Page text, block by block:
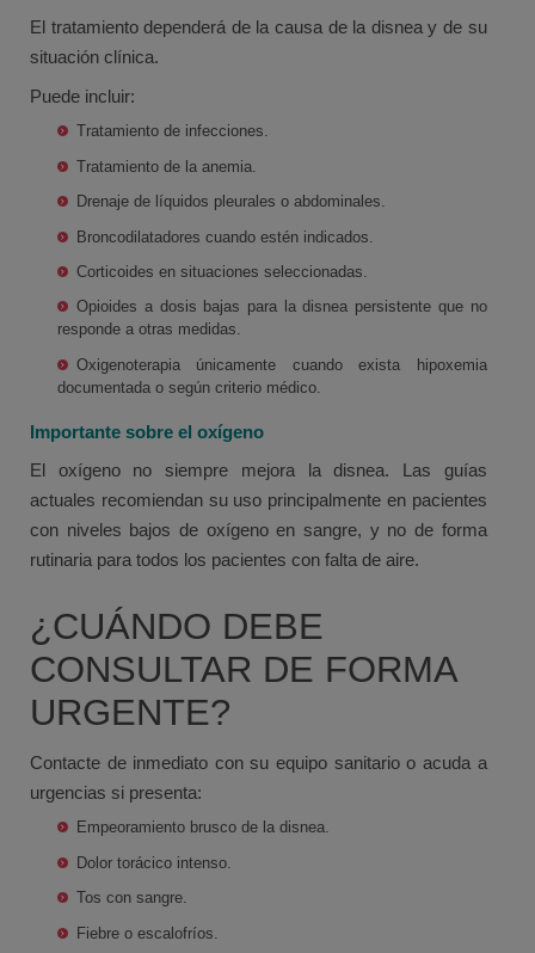
El tratamiento dependerá de la causa de la disnea y de su
situación clínica.
Puede incluir:
Tratamiento de infecciones.
Tratamiento de la anemia.
Drenaje de líquidos pleurales o abdominales.
Broncodilatadores cuando estén indicados.
Corticoides en situaciones seleccionadas.
Opioides a dosis bajas para la disnea persistente que no
responde a otras medidas.
Oxigenoterapia únicamente cuando exista hipoxemia
documentada o según criterio médico.
Importante sobre el oxígeno
El oxígeno no siempre mejora la disnea. Las guías
actuales recomiendan su uso principalmente en pacientes
con niveles bajos de oxígeno en sangre, y no de forma
rutinaria para todos los pacientes con falta de aire.
¿CUÁNDO DEBE
CONSULTAR DE FORMA
URGENTE?
Contacte de inmediato con su equipo sanitario o acuda a
urgencias si presenta:
Empeoramiento brusco de la disnea.
Dolor torácico intenso.
Tos con sangre.
Fiebre o escalofríos.